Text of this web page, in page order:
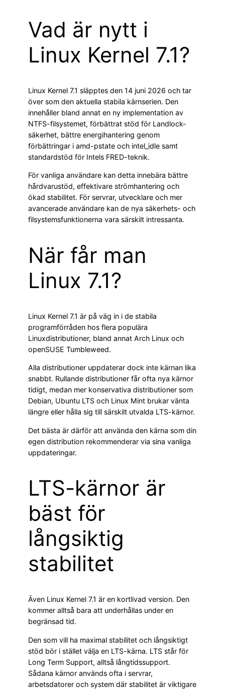
Vad är nytt i
Linux Kernel 7.1?
Linux Kernel 7.1 släpptes den 14 juni 2026 och tar
över som den aktuella stabila kärnserien. Den
innehåller bland annat en ny implementation av
NTFS-filsystemet, förbättrat stöd för Landlock-
säkerhet, bättre energihantering genom
förbättringar i amd-pstate och intel_idle samt
standardstöd för Intels FRED-teknik.
För vanliga användare kan detta innebära bättre
hårdvarustöd, effektivare strömhantering och
ökad stabilitet. För servrar, utvecklare och mer
avancerade användare kan de nya säkerhets- och
filsystemsfunktionerna vara särskilt intressanta.
När får man
Linux 7.1?
Linux Kernel 7.1 är på väg in i de stabila
programförråden hos flera populära
Linuxdistributioner, bland annat Arch Linux och
openSUSE Tumbleweed.
Alla distributioner uppdaterar dock inte kärnan lika
snabbt. Rullande distributioner får ofta nya kärnor
tidigt, medan mer konservativa distributioner som
Debian, Ubuntu LTS och Linux Mint brukar vänta
längre eller hålla sig till särskilt utvalda LTS-kärnor.
Det bästa är därför att använda den kärna som din
egen distribution rekommenderar via sina vanliga
uppdateringar.
LTS-kärnor är
bäst för
långsiktig
stabilitet
Även Linux Kernel 7.1 är en kortlivad version. Den
kommer alltså bara att underhållas under en
begränsad tid.
Den som vill ha maximal stabilitet och långsiktigt
stöd bör i stället välja en LTS-kärna. LTS står för
Long Term Support, alltså långtidssupport.
Sådana kärnor används ofta i servrar,
arbetsdatorer och system där stabilitet är viktigare